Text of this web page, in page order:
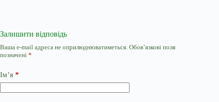
Залишити відповідь
Ваша e-mail адреса не оприлюднюватиметься. Обов’язкові поля
позначені *
Ім’я *